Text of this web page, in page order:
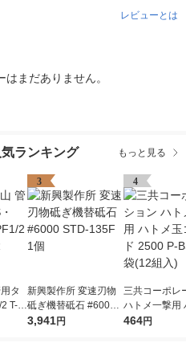
レビューとは
まだありません。
ランキング もっと見る
タ
T-K
666
3
新興製作所 変速刃物
砥ぎ機替砥石 #6000
STD-135F 1個
3,941円
4
三共コーポレ
ハトメ一撃用
玉ゴールド
464円